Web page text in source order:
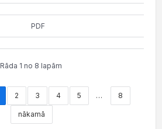
PDF
Rāda 1 no 8 lapām
2 3 4 5 … 8
nākamā